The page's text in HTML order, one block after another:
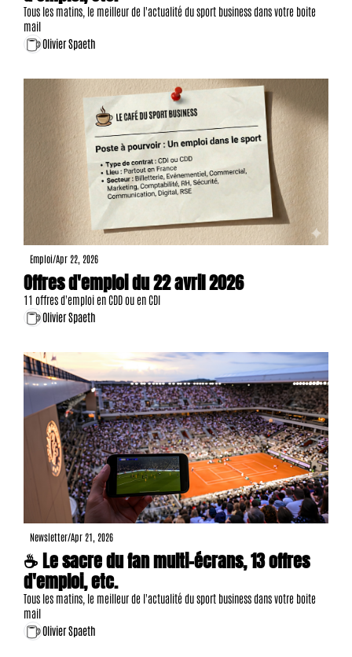
Tous les matins, le meilleur de l'actualité du sport business dans votre boite
mail
Olivier Spaeth
Emploi/Apr 22, 2026
Offres d'emploi du 22 avril 2026
11 offres d'emploi en CDD ou en CDI
Olivier Spaeth
Newsletter/Apr 21, 2026
☕ Le sacre du fan multi-écrans, 13 offres
d'emploi, etc.
Tous les matins, le meilleur de l'actualité du sport business dans votre boite
mail
Olivier Spaeth